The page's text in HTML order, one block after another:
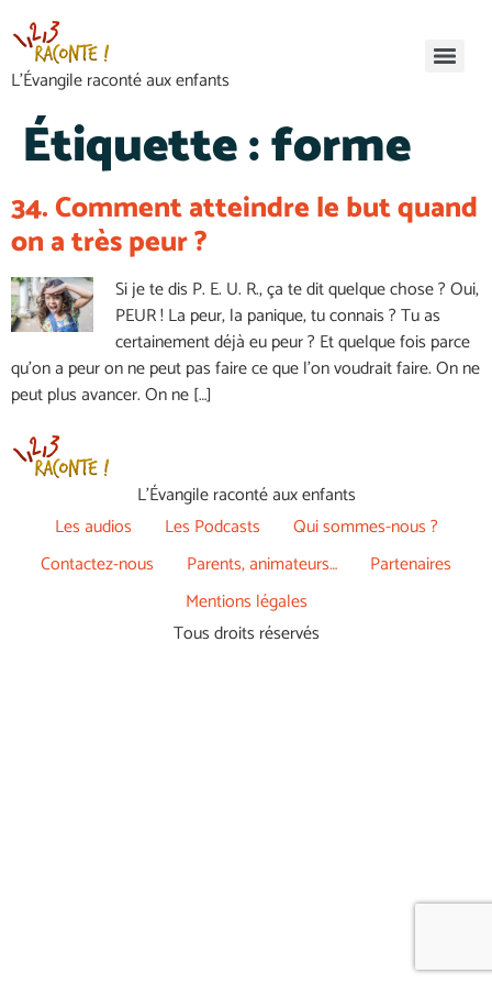
L’Évangile raconté aux enfants
Étiquette :forme
34. Comment atteindre le but quand
on a très peur ?
Si je te dis P. E. U. R., ça te dit quelque chose ? Oui,
PEUR ! La peur, la panique, tu connais ? Tu as
certainement déjà eu peur ? Et quelque fois parce
qu’on a peur on ne peut pas faire ce que l’on voudrait faire. On ne
peut plus avancer. On ne […]
L’Évangile raconté aux enfants
Les audios
Les Podcasts
Qui sommes-nous ?
Contactez-nous
Parents, animateurs…
Partenaires
Mentions légales
Tous droits réservés